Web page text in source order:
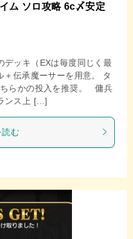
ム ソロ攻略 6c〆安定
キ（EXは毎度同じく最
伝承魔ーサーを用意。 タ
らかの投入を推奨。 傭兵
ンス上 […]
読む